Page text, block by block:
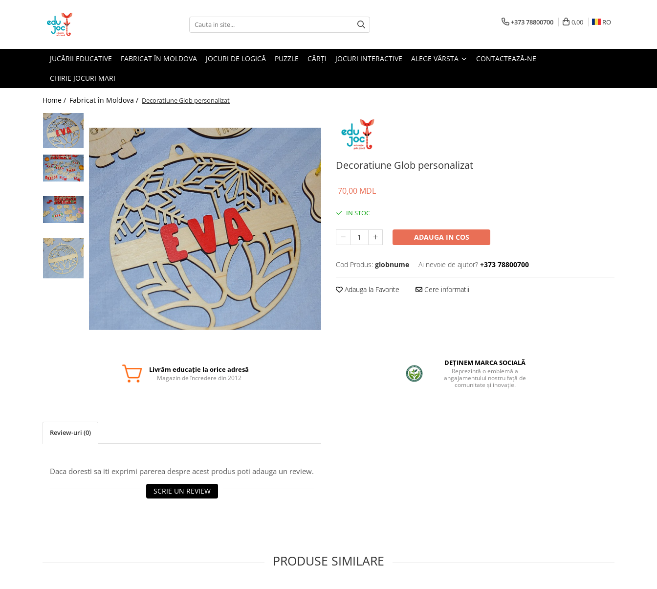
Alege Vârsta
+373 78800700 0,00 RO
JUCĂRII EDUCATIVE FABRICAT ÎN MOLDOVA JOCURI DE LOGICĂ PUZZLE CĂRȚI JOCURI INTERACTIVE ALEGE VÂRSTA CONTACTEAZĂ-NE
CHIRIE JOCURI MARI
Home / Fabricat în Moldova / Decoratiune Glob personalizat
Decoratiune Glob personalizat
70,00 MDL
IN STOC
ADAUGA IN COS
Cod Produs: globnume Ai nevoie de ajutor? +373 78800700
Adauga la Favorite Cere informatii
Livrăm educație la orice adresă
Magazin de încredere din 2012
DEȚINEM MARCA SOCIALĂ
Reprezintă o emblemă a
angajamentului nostru față de
comunitate și inovație.
Review-uri (0)
Daca doresti sa iti exprimi parerea despre acest produs poti adauga un review.
SCRIE UN REVIEW
PRODUSE SIMILARE